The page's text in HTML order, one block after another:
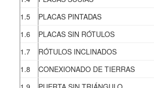
1.5
PLACAS PINTADAS
1.6
PLACAS SIN RÓTULOS
1.7
RÓTULOS INCLINADOS
1.8
CONEXIONADO DE TIERRAS